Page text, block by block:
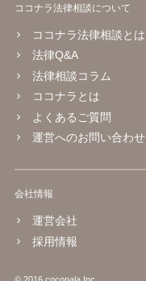
ココナラ法律相談について
ココナラ法律相談とは
法律Q&A
法律相談コラム
ココナラとは
よくあるご質問
運営へのお問い合わせ
会社情報
運営会社
採用情報